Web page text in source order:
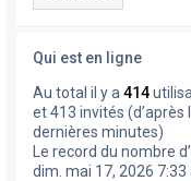
Qui est en ligne
Au total il y a 414
et 413 invités
dernières minutes)
Le record du nombre
dim. mai 17, 2026 7:33